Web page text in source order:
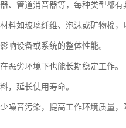
管道消音器等，每种类型都有
料如玻璃纤维、泡沫或矿物棉，
响设备或系统的整体性能。
恶劣环境下也能长期稳定工作。
，延长使用寿命。
噪音污染，提高工作环境质量